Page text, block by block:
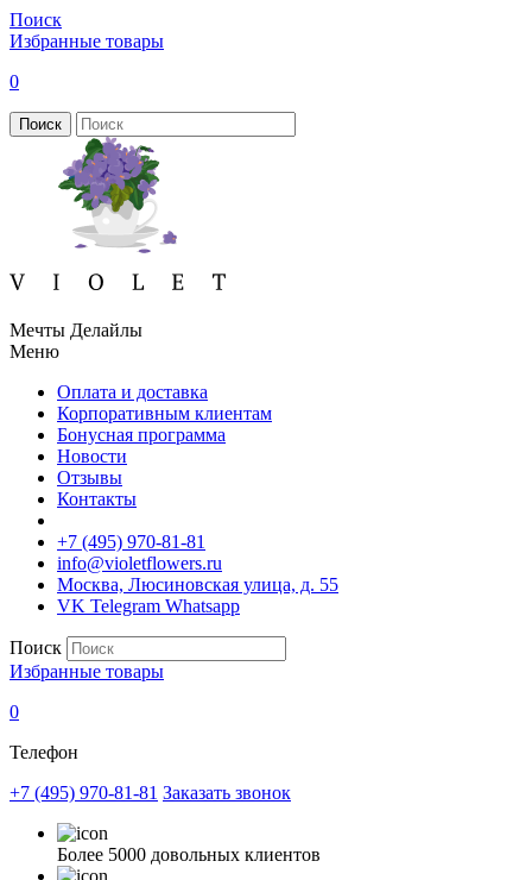
Поиск
Избранные товары
0
Поиск
Мечты Делайлы
Меню
Оплата и доставка
Корпоративным клиентам
Бонусная программа
Новости
Отзывы
Контакты
+7 (495) 970-81-81
info@violetflowers.ru
Москва, Люсиновская улица, д. 55
VK Telegram Whatsapp
Поиск
Избранные товары
0
Телефон
+7 (495) 970-81-81 Заказать звонок
Более 5000 довольных клиентов